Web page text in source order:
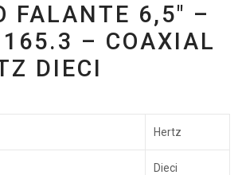
FALANTE 6,5″ –
165.3 – COAXIAL
DIECI
Hertz
Dieci